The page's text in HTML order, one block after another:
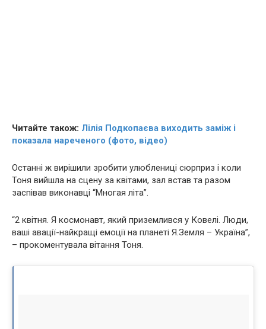
Читайте також: Лілія Подкопаєва виходить заміж і
показала нареченого (фото, відео)
Останні ж вирішили зробити улюблениці сюрприз і коли
Тоня вийшла на сцену за квітами, зал встав та разом
заспівав виконавці “Многая літа”.
“2 квітня. Я космонавт, який приземлився у Ковелі. Люди,
ваші авації-найкращі емоції на планеті Я.Земля – Україна”,
– прокоментувала вітання Тоня.